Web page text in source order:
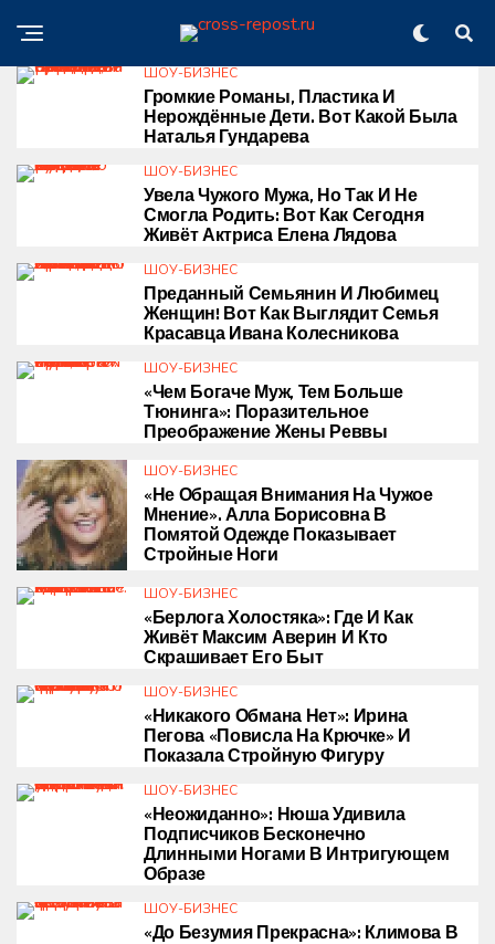
ШОУ-БИЗНЕС
Громкие Романы, Пластика И
Нерождённые Дети. Вот Какой Была
Наталья Гундарева
ШОУ-БИЗНЕС
Увела Чужого Мужа, Но Так И Не
Смогла Родить: Вот Как Сегодня
Живёт Актриса Елена Лядова
ШОУ-БИЗНЕС
Преданный Семьянин И Любимец
Женщин! Вот Как Выглядит Семья
Красавца Ивана Колесникова
ШОУ-БИЗНЕС
«Чем Богаче Муж, Тем Больше
Тюнинга»: Поразительное
Преображение Жены Реввы
ШОУ-БИЗНЕС
«Не Обращая Внимания На Чужое
Мнение». Алла Борисовна В
Помятой Одежде Показывает
Стройные Ноги
ШОУ-БИЗНЕС
«Берлога Холостяка»: Где И Как
Живёт Максим Аверин И Кто
Скрашивает Его Быт
ШОУ-БИЗНЕС
«Никакого Обмана Нет»: Ирина
Пегова «повисла На Крючке» И
Показала Стройную Фигуру
ШОУ-БИЗНЕС
«Неожиданно»: Нюша Удивила
Подписчиков Бесконечно
Длинными Ногами В Интригующем
Образе
ШОУ-БИЗНЕС
«До Безумия Прекрасна»: Климова В